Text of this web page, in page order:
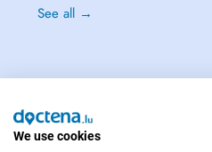
See all →
IN CASE OF
Copyright © 2026 - DOCTENA S.A.
We use cookies